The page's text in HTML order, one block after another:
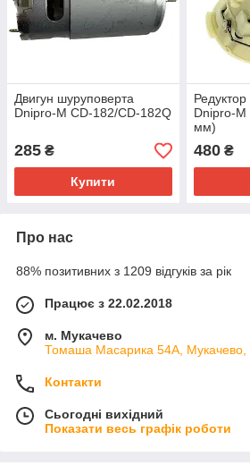
Двигун шуруповерта
Dnipro-M CD-182/CD-182Q
285 ₴
Купити
Dnipro-
мм)
480₴
Про нас
88% позитивних з 1209 відгуків за рік
Працює з 22.02.2018
м. Мукачево
Томаша Масарика 54А, Мукачево,
Контакти
Сьогодні вихідний
Показати весь графік роботи